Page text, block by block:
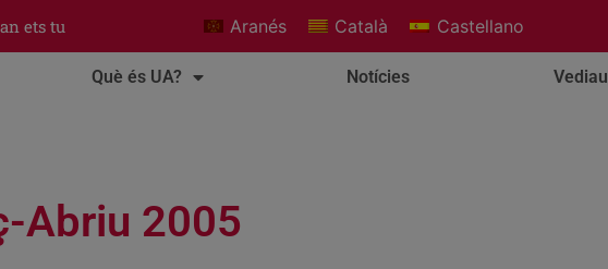
ets tu Aranés Català Castellano
Què és UA? Notícies Vediau
Abriu 2005